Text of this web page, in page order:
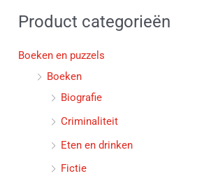
Product categorieën
Boeken en puzzels
Boeken
Biografie
Criminaliteit
Eten en drinken
Fictie